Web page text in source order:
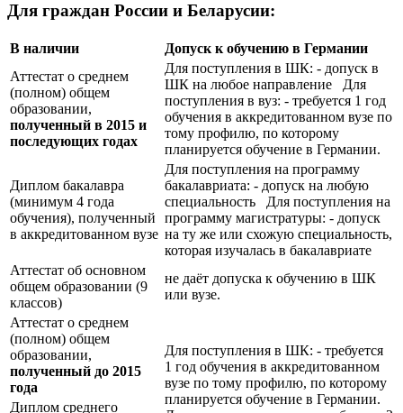
Для граждан России и Беларусии:
В наличии
Допуск к обучению в Германии
Аттестат о среднем
(полном) общем
образовании,
полученный в 2015 и
последующих годах
Для поступления в ШК: - допуск в
ШК на любое направление Для
поступления в вуз: - требуется 1 год
обучения в аккредитованном вузе по
тому профилю, по которому
планируется обучение в Германии.
Диплом бакалавра
(минимум 4 года
обучения), полученный
в аккредитованном вузе
Для поступления на программу
бакалавриата: - допуск на любую
специальность Для поступления на
программу магистратуры: - допуск
на ту же или схожую специальность,
которая изучалась в бакалавриате
Аттестат об основном
общем образовании (9
классов)
не даёт допуска к обучению в ШК
или вузе.
Аттестат о среднем
(полном) общем
образовании,
полученный до 2015
года
Для поступления в ШК: - требуется
1 год обучения в аккредитованном
вузе по тому профилю, по которому
планируется обучение в Германии.
Диплом среднего